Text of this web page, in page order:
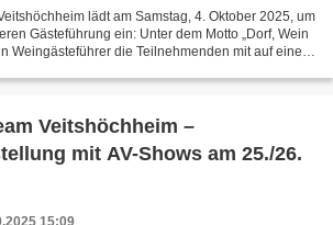
lädt am Samstag, 4. Oktober 2025, um
Gästeführung ein: Unter dem Motto „Dorf, Wein
Weingästeführer die Teilnehmenden mit auf eine
Veitshöchheim –
mit AV-Shows am 25./26.
15:09